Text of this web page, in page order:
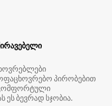
პირობებით
კომფორტული
ეს ბევრად სჯობია.